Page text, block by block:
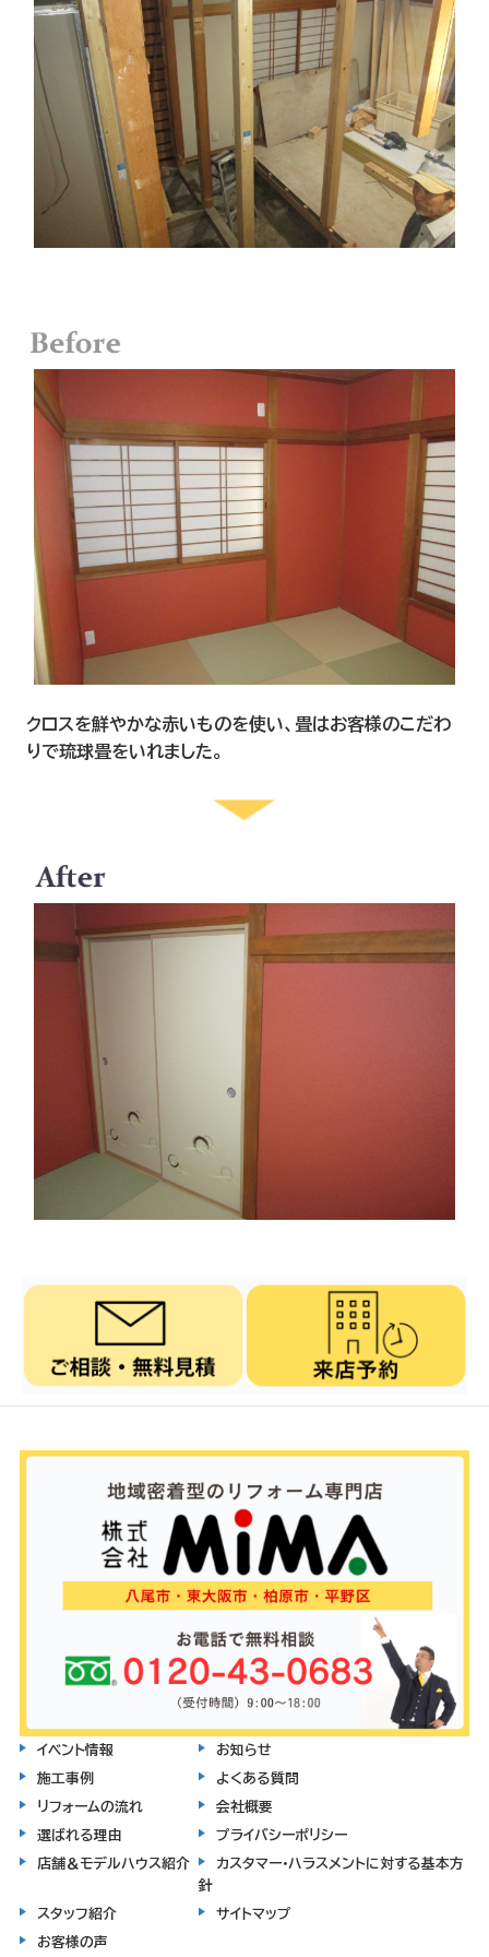
クロスを鮮やかな赤いものを使い、畳はお客様のこだわ
りで琉球畳をいれました。
イベント情報
施工事例
リフォームの流れ
選ばれる理由
店舗＆モデルハウス紹介
スタッフ紹介
お客様の声
お知らせ
よくある質問
会社概要
プライバシーポリシー
カスタマー・ハラスメントに対する基本方
針
サイトマップ